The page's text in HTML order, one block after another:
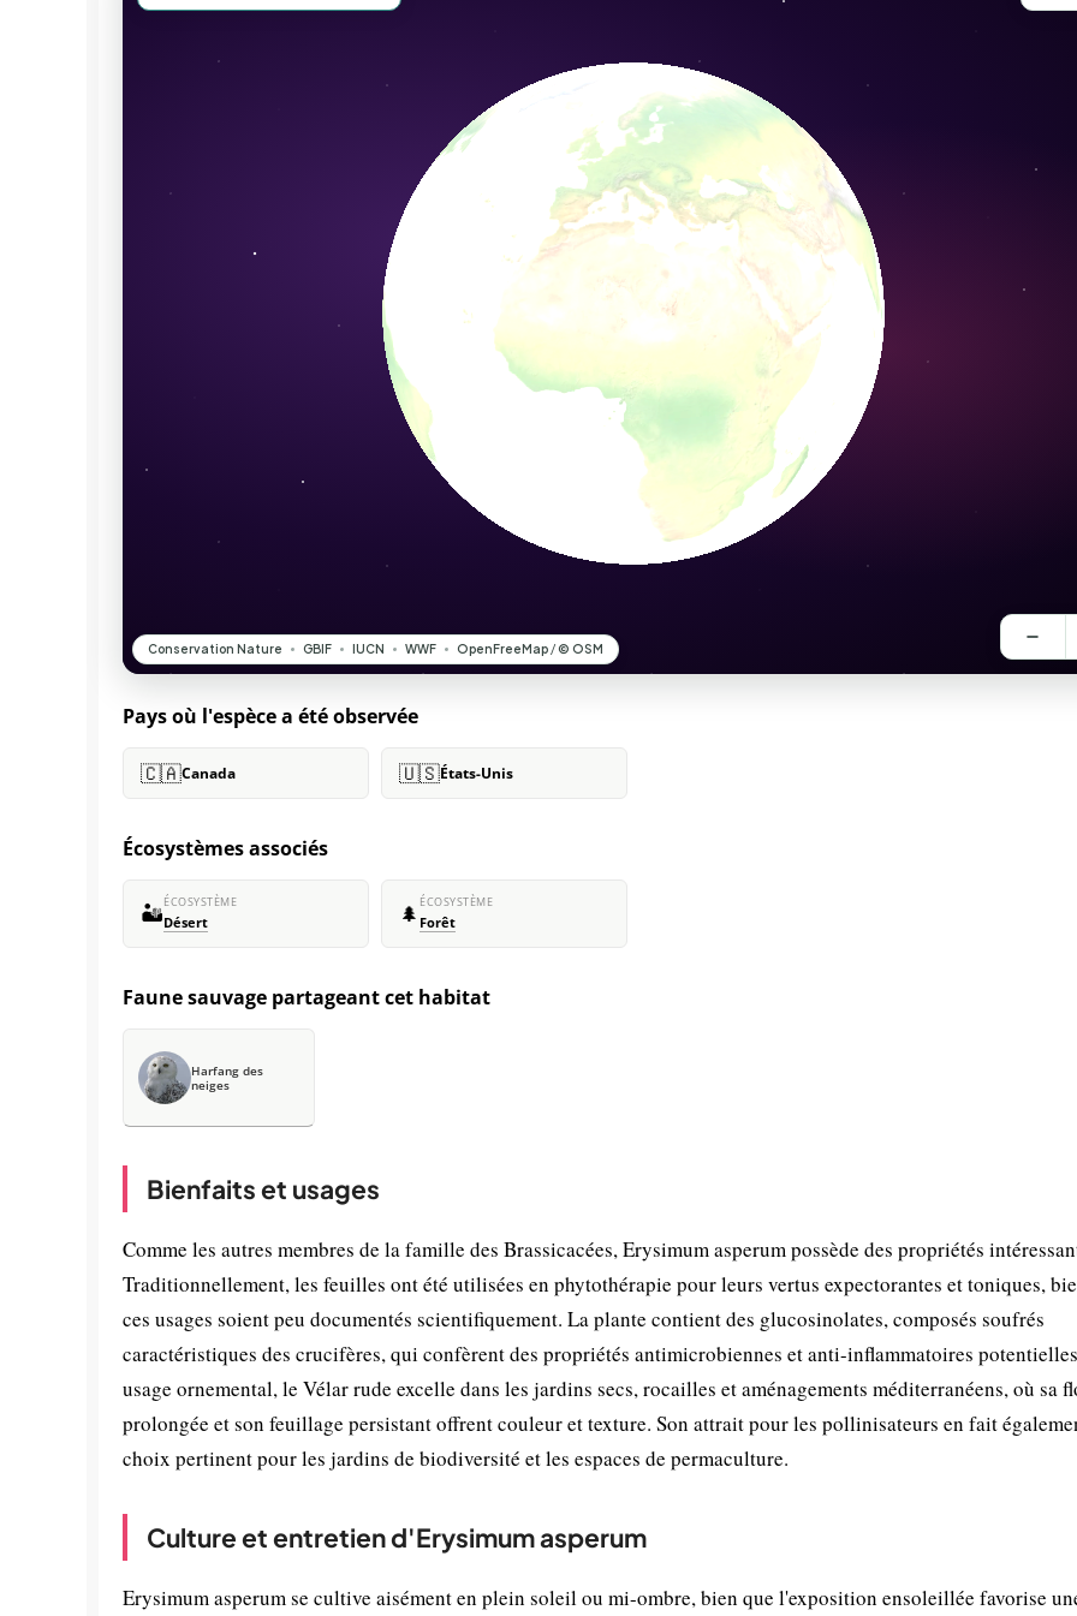
Pays où l'espèce a été observée
🇨🇦Canada 🇺🇸États-Unis
Écosystèmes associés
🏜️ÉCOSYSTÈME
Désert 🌲 ÉCOSYSTÈME
Forêt
Faune sauvage partageant cet habitat
Harfang des
neiges
Bienfaits et usages
Comme les autres membres de la famille des Brassicacées, Erysimum asperum possède des propriétés
Traditionnellement, les feuilles ont été utilisées en phytothérapie pour leurs vertus expectorantes et toniques,
ces usages soient peu documentés scientifiquement. La plante contient des glucosinolates, composés soufrés
caractéristiques des crucifères, qui confèrent des propriétés antimicrobiennes et anti-inflammatoires
usage ornemental, le Vélar rude excelle dans les jardins secs, rocailles et aménagements méditerranéens, où sa
prolongée et son feuillage persistant offrent couleur et texture. Son attrait pour les pollinisateurs en fait
choix pertinent pour les jardins de biodiversité et les espaces de permaculture.
Culture et entretien d'Erysimum asperum
Erysimum asperum se cultive aisément en plein soleil ou mi-ombre, bien que l'exposition ensoleillée favorise